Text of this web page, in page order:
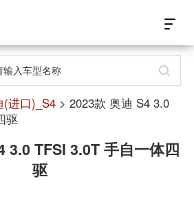
号查询首页
放接口
型适配
(进口)_S4 > 2023款 奥迪 S4 3.0
驱
3.0 TFSI 3.0T 手自一体四
驱